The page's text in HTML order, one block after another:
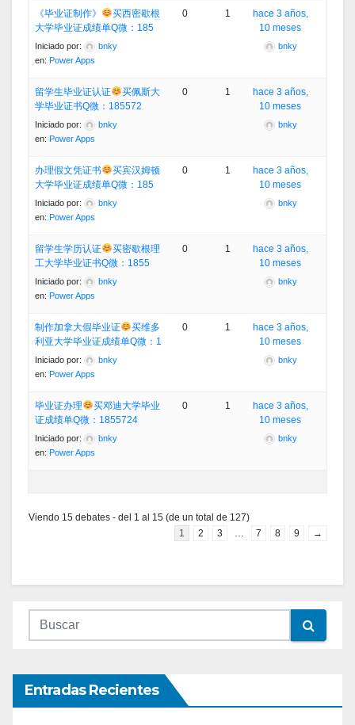
《毕业证制作》
买西密歇根
大学毕业证成绩单Q微：185
Iniciado por:
bnky
en: Power Apps
0 1
hace 3 años,
10 meses
bnky
留学生毕业证认证
买佩斯大
学毕业证书Q微：185572
Iniciado por:
bnky
en: Power Apps
0 1
hace 3 años,
10 meses
bnky
办理假文凭证书
买宾汉姆顿
大学毕业证成绩单Q微：185
Iniciado por:
bnky
en: Power Apps
0 1
hace 3 años,
10 meses
bnky
留学生学历认证
买密歇根理
工大学毕业证书Q微：1855
Iniciado por:
bnky
en: Power Apps
0 1
hace 3 años,
10 meses
bnky
制作加拿大假毕业证
买维多
利亚大学毕业证成绩单Q微：1
Iniciado por:
bnky
en: Power Apps
0 1
hace 3 años,
10 meses
bnky
毕业证办理
买邓迪大学毕业
证成绩单Q微：1855724
Iniciado por:
bnky
en: Power Apps
0 1
hace 3 años,
10 meses
bnky
Viendo 15 debates - del 1 al 15 (de un total de 127)
1
2 3 … 7 8 9 →
Entradas Recientes